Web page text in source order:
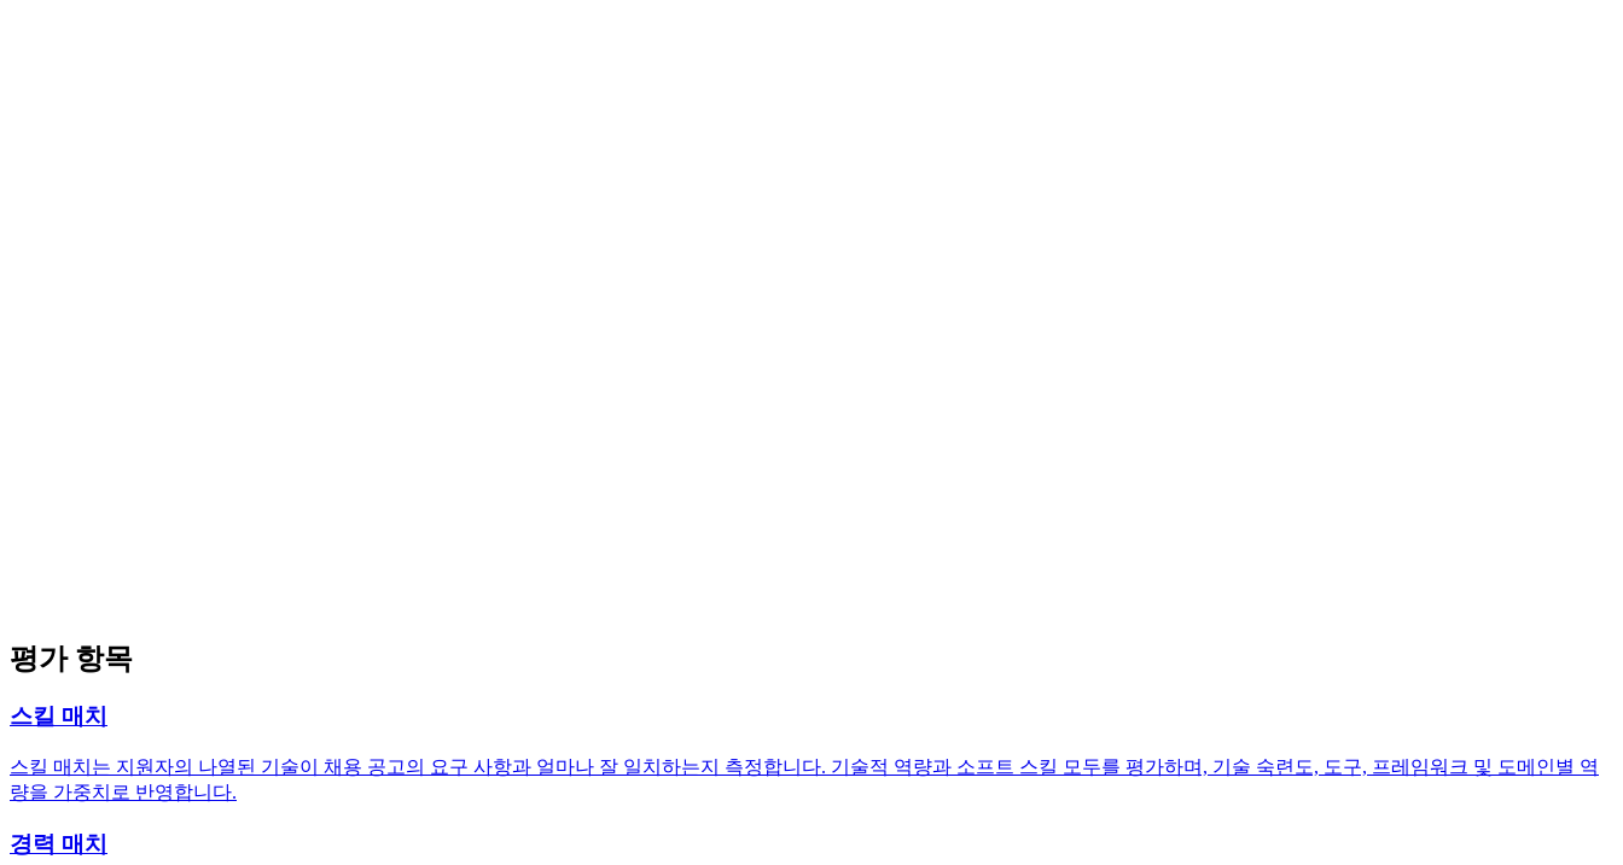
평가 항목
스킬 매치
스킬 매치는 지원자의 나열된 기술이 채용 공고의 요구 사항과 얼마나 잘 일치하는지 측정합니다. 기술적 역량과 소프트 스킬 모두를 평가하며, 기술 숙련도, 도구, 프레임워크 및 도메인별 역
량을 가중치로 반영합니다.
경력 매치